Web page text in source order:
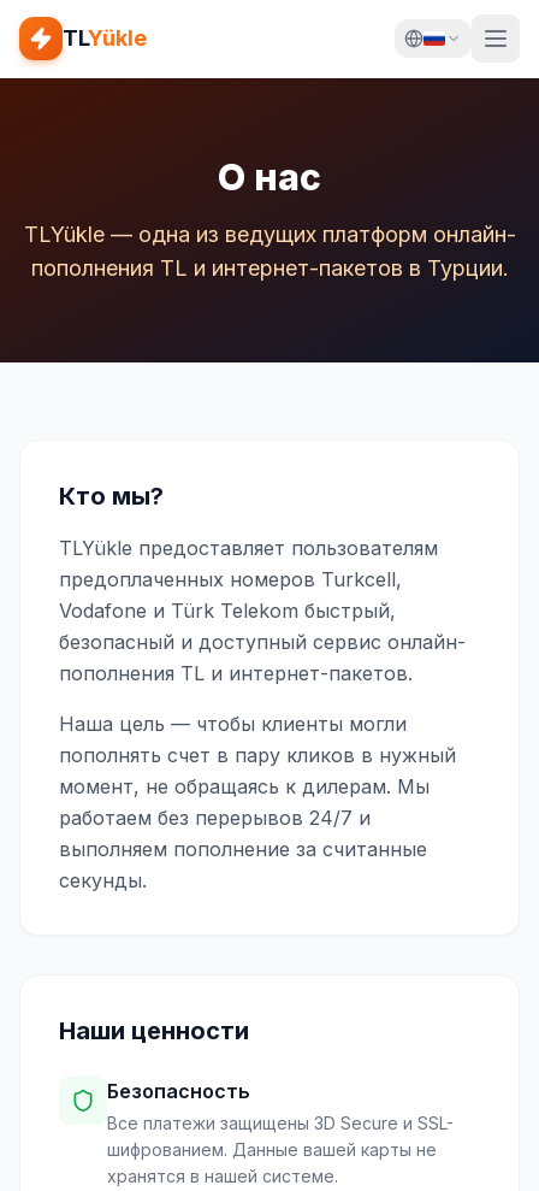
TLYükle
О нас
TLYükle — одна из ведущих платформ онлайн-
пополнения TL и интернет-пакетов в Турции.
Кто мы?
TLYükle предоставляет пользователям
предоплаченных номеров Turkcell,
Vodafone и Türk Telekom быстрый,
безопасный и доступный сервис онлайн-
пополнения TL и интернет-пакетов.
Наша цель — чтобы клиенты могли
пополнять счет в пару кликов в нужный
момент, не обращаясь к дилерам. Мы
работаем без перерывов 24/7 и
выполняем пополнение за считанные
секунды.
Наши ценности
Безопасность
Все платежи защищены 3D Secure и SSL-
шифрованием. Данные вашей карты не
хранятся в нашей системе.